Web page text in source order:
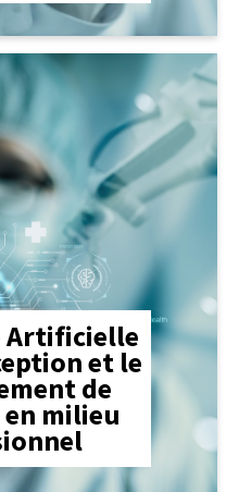
Artificielle
et le
de
en milieu